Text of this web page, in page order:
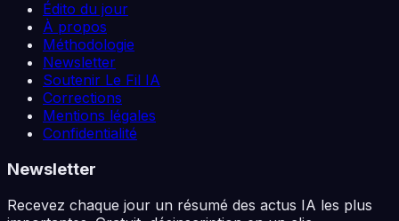
Édito du jour
À propos
Méthodologie
Newsletter
Soutenir Le Fil IA
Corrections
Mentions légales
Confidentialité
Newsletter
Recevez chaque jour un résumé des actus IA les plus